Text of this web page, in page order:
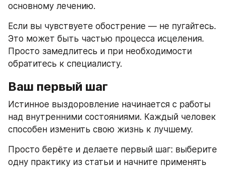
основному лечению.
Если вы чувствуете обострение — не пугайтесь.
Это может быть частью процесса исцеления.
Просто замедлитесь и при необходимости
обратитесь к специалисту.
Ваш первый шаг
Истинное выздоровление начинается с работы
над внутренними состояниями. Каждый человек
способен изменить свою жизнь к лучшему.
Просто берёте и делаете первый шаг: выберите
одну практику из статьи и начните применять